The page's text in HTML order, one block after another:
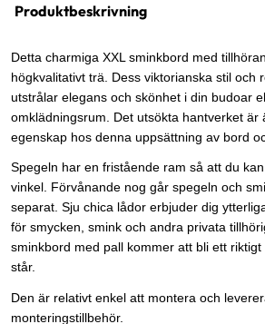
Produktbeskrivning
Detta charmiga XXL sminkbord med
högkvalitativt trä. Dess viktorianska stil och
utstrålar elegans och skönhet i din budoar
omklädningsrum. Det utsökta hantverket är
egenskap hos denna uppsättning av bord
Spegeln har en fristående ram så att du
vinkel. Förvånande nog går spegeln och
separat. Sju chica lådor erbjuder dig
för smycken, smink och andra privata
sminkbord med pall kommer att bli ett
står.
Den är relativt enkel att montera och
monteringstillbehör.